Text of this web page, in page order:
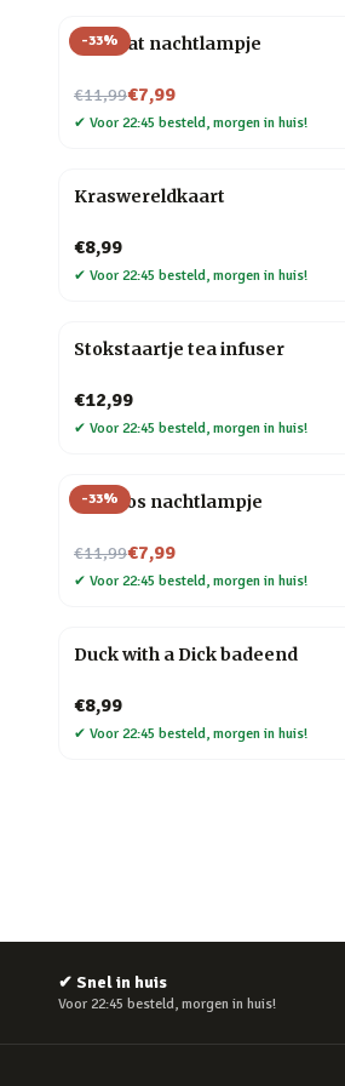
-33%
Mini kat nachtlampje
€11,99
Nu voor€7,99
✔ Voor 22:45 besteld, morgen in huis!
Kraswereldkaart
€8,99
✔ Voor 22:45 besteld, morgen in huis!
Stokstaartje tea infuser
€12,99
✔ Voor 22:45 besteld, morgen in huis!
-33%
Mini vos nachtlampje
€11,99
Nu voor€7,99
✔ Voor 22:45 besteld, morgen in huis!
Duck with a Dick badeend
€8,99
✔ Voor 22:45 besteld, morgen in huis!
✔ Snel in huis
Voor 22:45 besteld, morgen in huis!